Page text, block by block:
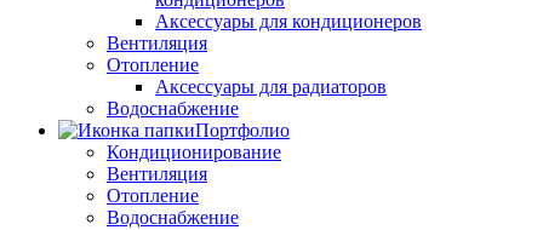
Аксессуары для кондиционеров
Вентиляция
Отопление
Аксессуары для радиаторов
Водоснабжение
Портфолио
Кондиционирование
Вентиляция
Отопление
Водоснабжение